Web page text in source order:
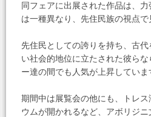
同フェアに出展された作品は、
は一種異なり、先住民族の視点
先住民としての誇りを持ち、古
い社会的地位に立たされた彼ら
ー達の間でも人気が上昇していま
期間中は展覧会の他にも、トレ
ウムが開かれるなど、アボリジ